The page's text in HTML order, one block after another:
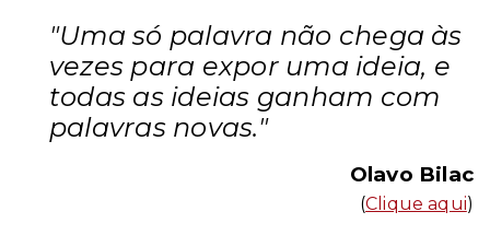
"Uma só palavra não chega às
vezes para expor uma ideia, e
todas as ideias ganham com
palavras novas."
Olavo Bilac
(Clique aqui)